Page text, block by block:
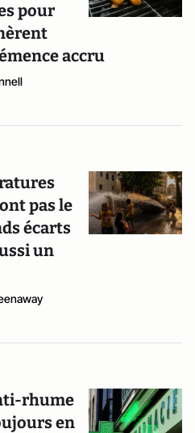
pour
accru
pas le
écarts
un
rhume
en